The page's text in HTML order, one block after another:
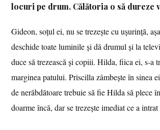
locuri pe drum. Călătoria o să dureze
Gideon, soțul ei, nu se trezește cu ușurință,
deschide toate luminile și dă drumul și la
duce să trezească și copiii. Hilda, fiica ei, s-a
marginea patului. Priscilla zâmbește în sinea
de nerăbdătoare trebuie să fie Hilda să plece
doarme încă, dar se trezește imediat ce a